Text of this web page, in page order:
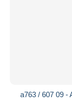
a763 / 607 09 -